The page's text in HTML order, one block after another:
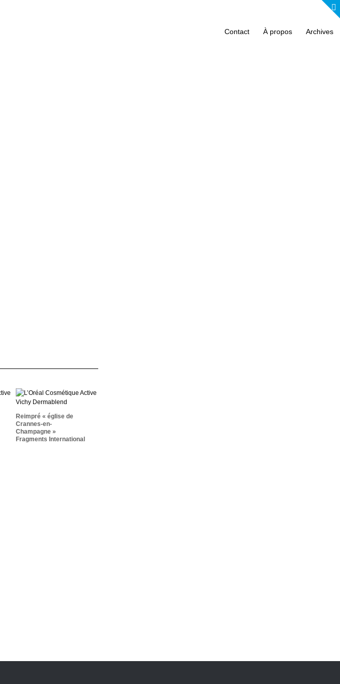
Contact À propos Archives
Crannes-En-
Champagne »
International
Reimpré « église de
Crannes-en-
Champagne »
Fragments International